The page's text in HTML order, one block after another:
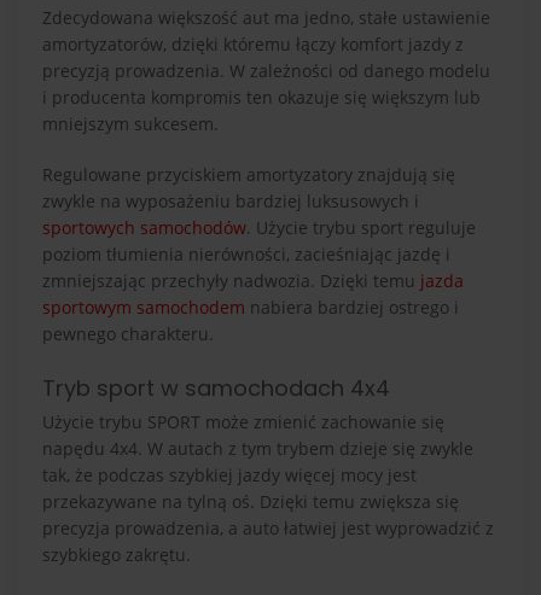
Zdecydowana większość aut ma jedno, stałe ustawienie
amortyzatorów, dzięki któremu łączy komfort jazdy z
precyzją prowadzenia. W zależności od danego modelu
i producenta kompromis ten okazuje się większym lub
mniejszym sukcesem.
Regulowane przyciskiem amortyzatory znajdują się
zwykle na wyposażeniu bardziej luksusowych i
sportowych samochodów. Użycie trybu sport reguluje
poziom tłumienia nierówności, zacieśniając jazdę i
zmniejszając przechyły nadwozia. Dzięki temu jazda
sportowym samochodem nabiera bardziej ostrego i
pewnego charakteru.
Tryb sport w samochodach 4x4
Użycie trybu SPORT może zmienić zachowanie się
napędu 4x4. W autach z tym trybem dzieje się zwykle
tak, że podczas szybkiej jazdy więcej mocy jest
przekazywane na tylną oś. Dzięki temu zwiększa się
precyzja prowadzenia, a auto łatwiej jest wyprowadzić z
szybkiego zakrętu.